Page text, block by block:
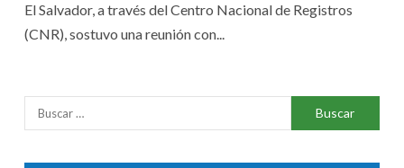
El Salvador, a través del Centro Nacional de Registros
(CNR), sostuvo una reunión con...